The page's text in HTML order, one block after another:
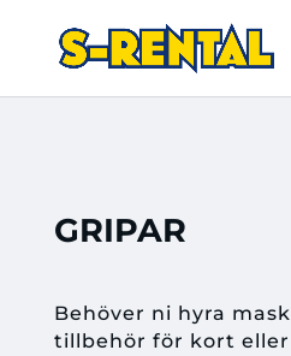
GRIPAR
Behöver ni hyra
tillbehör för kort